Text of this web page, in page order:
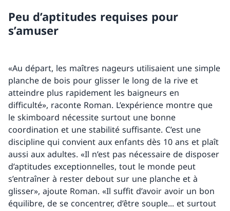
Peu d’aptitudes requises pour
s’amuser
«Au départ, les maîtres nageurs utilisaient une simple
planche de bois pour glisser le long de la rive et
atteindre plus rapidement les baigneurs en
difficulté», raconte Roman. L’expérience montre que
le skimboard nécessite surtout une bonne
coordination et une stabilité suffisante. C’est une
discipline qui convient aux enfants dès 10 ans et plaît
aussi aux adultes. «Il n’est pas nécessaire de disposer
d’aptitudes exceptionnelles, tout le monde peut
s’entraîner à rester debout sur une planche et à
glisser», ajoute Roman. «Il suffit d’avoir avoir un bon
équilibre, de se concentrer, d’être souple... et surtout